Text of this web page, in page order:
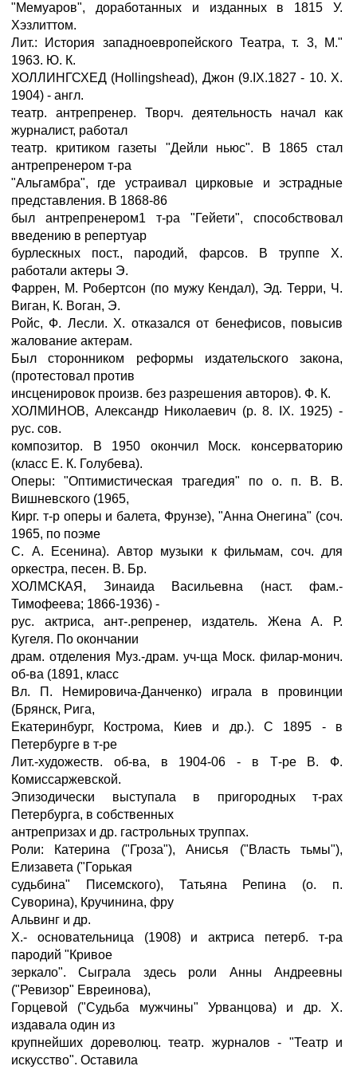
"Мемуаров", доработанных и изданных в 1815 У.
Хэзлиттом.
Лит.: История западноевропейского Театра, т. 3, M."
1963. Ю. К.
ХОЛЛИНГСХЕД (Hollingshead), Джон (9.IX.1827 - 10. X.
1904) - англ.
театр. антрепренер. Творч. деятельность начал как
журналист, работал
театр. критиком газеты "Дейли ньюс". В 1865 стал
антрепренером т-ра
"Альгамбра", где устраивал цирковые и эстрадные
представления. В 1868-86
был антрепренером1 т-ра "Гейети", способствовал
введению в репертуар
бурлескных пост., пародий, фарсов. В труппе X.
работали актеры Э.
Фаррен, М. Робертсон (по мужу Кендал), Эд. Терри, Ч.
Виган, К. Воган, Э.
Ройс, Ф. Лесли. X. отказался от бенефисов, повысив
жалование актерам.
Был сторонником реформы издательского закона,
(протестовал против
инсценировок произв. без разрешения авторов). Ф. К.
ХОЛМИНОВ, Александр Николаевич (р. 8. IX. 1925) -
рус. сов.
композитор. В 1950 окончил Моск. консерваторию
(класс Е. К. Голубева).
Оперы: "Оптимистическая трагедия" по о. п. В. В.
Вишневского (1965,
Кирг. т-р оперы и балета, Фрунзе), "Анна Онегина" (соч.
1965, по поэме
С. А. Есенина). Автор музыки к фильмам, соч. для
оркестра, песен. В. Бр.
ХОЛМСКАЯ, Зинаида Васильевна (наст. фам.-
Тимофеева; 1866-1936) -
рус. актриса, ант-.репренер, издатель. Жена А. Р.
Кугеля. По окончании
драм. отделения Муз.-драм. уч-ща Моск. филар-монич.
об-ва (1891, класс
Вл. П. Немировича-Данченко) играла в провинции
(Брянск, Рига,
Екатеринбург, Кострома, Киев и др.). С 1895 - в
Петербурге в т-ре
Лит.-художеств. об-ва, в 1904-06 - в Т-ре В. Ф.
Комиссаржевской.
Эпизодически выступала в пригородных т-рах
Петербурга, в собственных
антрепризах и др. гастрольных труппах.
Роли: Катерина ("Гроза"), Анисья ("Власть тьмы"),
Елизавета ("Горькая
судьбина" Писемского), Татьяна Репина (о. п.
Суворина), Кручинина, фру
Альвинг и др.
X.- основательница (1908) и актриса петерб. т-ра
пародий "Кривое
зеркало". Сыграла здесь роли Анны Андреевны
("Ревизор" Евреинова),
Горцевой ("Судьба мужчины" Урванцова) и др. X.
издавала один из
крупнейших дореволюц. театр. журналов - "Театр и
искусство". Оставила